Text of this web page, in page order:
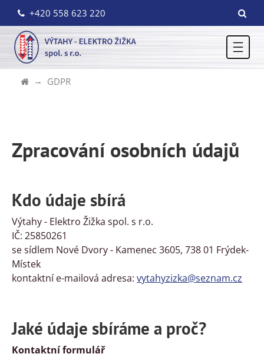
+420 558 623 220
GDPR
Zpracování osobních údajů
Kdo údaje sbírá
Výtahy - Elektro Žižka spol. s r.o.
IČ: 25850261
se sídlem Nové Dvory - Kamenec 3605, 738 01 Frýdek-
Místek
kontaktní e-mailová adresa: vytahyzizka@seznam.cz
Jaké údaje sbíráme a proč?
Kontaktní formulář